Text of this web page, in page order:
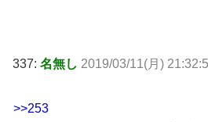
337: 名無し 2019/03/11(月)
>>253